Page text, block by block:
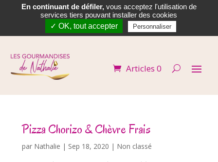
 
Articles 0
Pizza Chorizo & Chèvre Frais
par Nathalie | Sep 18, 2020 | Non classé
En continuant de défiler,vous acceptez l'utilisation de
services tiers pouvant installer des cookies
✓ OK, tout accepter
Personnaliser